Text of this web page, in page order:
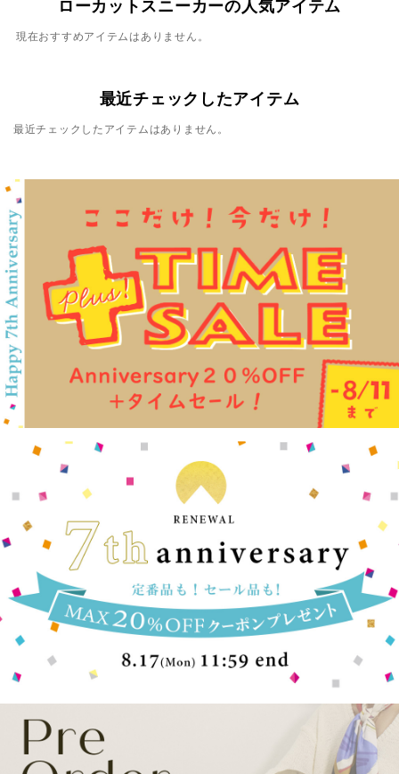
ローカットスニーカーの人気アイテム
現在おすすめアイテムはありません。
最近チェックしたアイテム
最近チェックしたアイテムはありません。